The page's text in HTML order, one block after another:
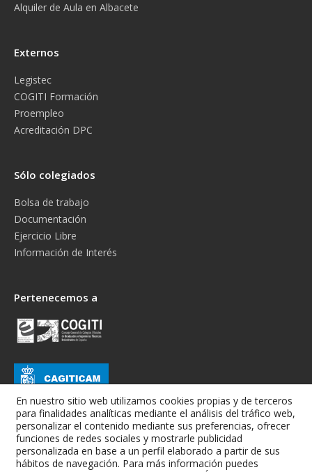
Alquiler de Aula en Albacete
Externos
Legistec
COGITI Formación
Proempleo
Acreditación DPC
Sólo colegiados
Bolsa de trabajo
Documentación
Ejercicio Libre
Información de Interés
Pertenecemos a
En nuestro sitio web utilizamos cookies propias y de terceros
para finalidades analíticas mediante el análisis del tráfico web,
personalizar el contenido mediante sus preferencias, ofrecer
funciones de redes sociales y mostrarle publicidad
personalizada en base a un perfil elaborado a partir de sus
hábitos de navegación. Para más información puedes